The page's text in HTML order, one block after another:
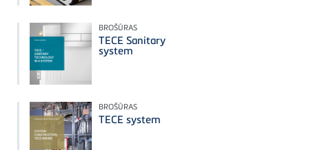
BROŠŪRAS
TECE Sanitary
system
BROŠŪRAS
TECE system